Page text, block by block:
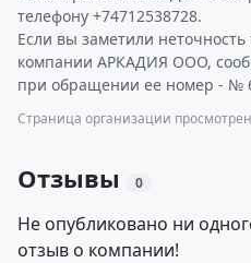
телефону +74712538728.
Если вы заметили
компании АРКАДИЯ ООО,
при обращении ее номер - №
Страница организации
Отзывы 0
Не опубликовано ни
отзыв о компании!